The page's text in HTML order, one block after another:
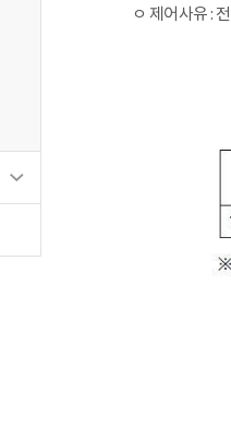
ㅇ 제어사유 :